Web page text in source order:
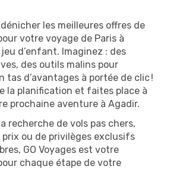
dénicher les meilleures offres de
votre voyage de Paris à
d’enfant. Imaginez : des
des outils malins pour
tas d’avantages à portée de clic !
la planification et faites place à
prochaine aventure à Agadir.
recherche de vols pas chers,
prix ou de privilèges exclusifs
GO Voyages est votre
chaque étape de votre